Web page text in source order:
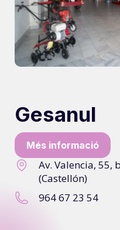
Gesanul
Més informació
Av. Valencia, 55,
(Castellón)
964 67 23 54